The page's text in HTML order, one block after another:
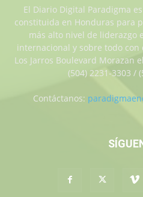
El Diario Digital Paradigma
constituida en Honduras para
más alto nivel de liderazgo
internacional y sobre todo con
Los Jarros Boulevard Morazan
(504) 2231-3303 /
Contáctanos: